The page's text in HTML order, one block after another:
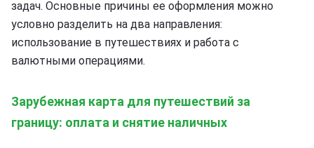
задач. Основные причины ее оформления можно
условно разделить на два направления:
использование в путешествиях и работа с
валютными операциями.
Зарубежная карта для путешествий за
границу: оплата и снятие наличных